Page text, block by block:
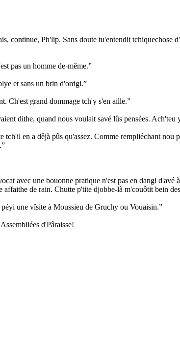
continue, Ph'lip. Sans doute tu'entendit tchiquechose
pas un homme de-même.”
et sans un brin d'ordgi.”
Ch'est grand dommage tch'y s'en aille.”
dithe, quand nous voulait savé lûs pensées. Ach'teu
en a dêjà pûs qu'assez. Comme rempliéchant nou
avec une bouonne pratique n'est pas en dangi d'avé
de rain. Chutte p'tite djobbe-là m'couôtit bein
une vîsite à Moussieu de Gruchy ou Vouaisin.”
d'Pâraisse!